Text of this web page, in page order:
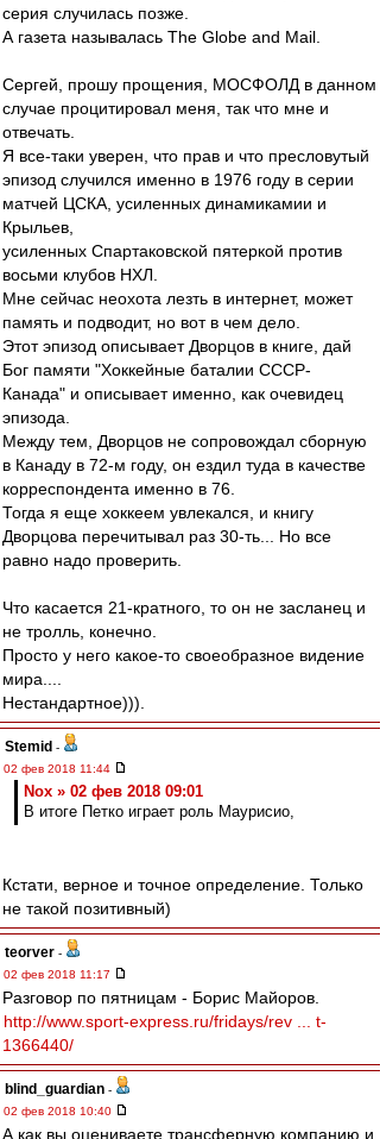
серия случилась позже.
А газета называлась The Globe and Mail.
Сергей, прошу прощения, МОСФОЛД в данном
случае процитировал меня, так что мне и
отвечать.
Я все-таки уверен, что прав и что пресловутый
эпизод случился именно в 1976 году в серии
матчей ЦСКА, усиленных динамикамии и
Крыльев,
усиленных Спартаковской пятеркой против
восьми клубов НХЛ.
Мне сейчас неохота лезть в интернет, может
память и подводит, но вот в чем дело.
Этот эпизод описывает Дворцов в книге, дай
Бог памяти "Хоккейные баталии СССР-
Канада" и описывает именно, как очевидец
эпизода.
Между тем, Дворцов не сопровождал сборную
в Канаду в 72-м году, он ездил туда в качестве
корреспондента именно в 76.
Тогда я еще хоккеем увлекался, и книгу
Дворцова перечитывал раз 30-ть... Но все
равно надо проверить.
Что касается 21-кратного, то он не засланец и
не тролль, конечно.
Просто у него какое-то своеобразное видение
мира....
Нестандартное))).
Stemid -
02 фев 2018 11:44
Nox » 02 фев 2018 09:01
В итоге Петко играет роль Маурисио,
Кстати, верное и точное определение. Только
не такой позитивный)
teorver -
02 фев 2018 11:17
Разговор по пятницам - Борис Майоров.
http://www.sport-express.ru/fridays/rev ... t-
1366440/
blind_guardian -
02 фев 2018 10:40
А как вы оцениваете трансферную компанию и